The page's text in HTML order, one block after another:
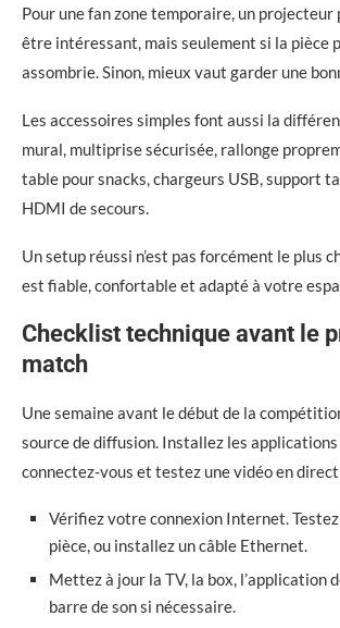
Pour une fan zone temporaire, un
être intéressant, mais seulement si la pièce
assombrie. Sinon, mieux vaut garder une
Les accessoires simples font aussi la
mural, multiprise sécurisée, rallonge
table pour snacks, chargeurs USB, support
HDMI de secours.
Un setup réussi n’est pas forcément le plus
est fiable, confortable et adapté à votre
Checklist technique avant le
match
Une semaine avant le début de la
source de diffusion. Installez les
connectez-vous et testez une vidéo en
Vérifiez votre connexion Internet.
pièce, ou installez un câble Ethernet.
Mettez à jour la TV, la box, l’application
barre de son si nécessaire.